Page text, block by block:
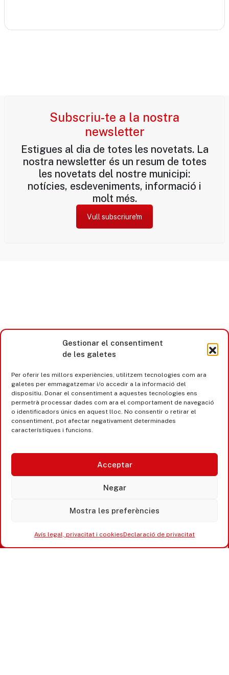
Gestionar el consentiment
de les galetes
Per oferir les millors experiències, utilitzem tecnologies com ara
galetes per emmagatzemar i/o accedir a la informació del
dispositiu. Donar el consentiment a aquestes tecnologies ens
permetrà processar dades com ara el comportament de navegació
o identificadors únics en aquest lloc. No consentir o retirar el
consentiment, pot afectar negativament determinades
característiques i funcions.
Acceptar
Negar
Mostra les preferències
Avís legal, privacitat i cookiesDeclaració de privacitat
Subscriu-te a la nostra
newsletter
Estigues al dia de totes les novetats. La
nostra newsletter és un resum de totes
les novetats del nostre municipi:
notícies, esdeveniments, informació i
molt més.
Vull subscriure'm
365 www.platjadaro